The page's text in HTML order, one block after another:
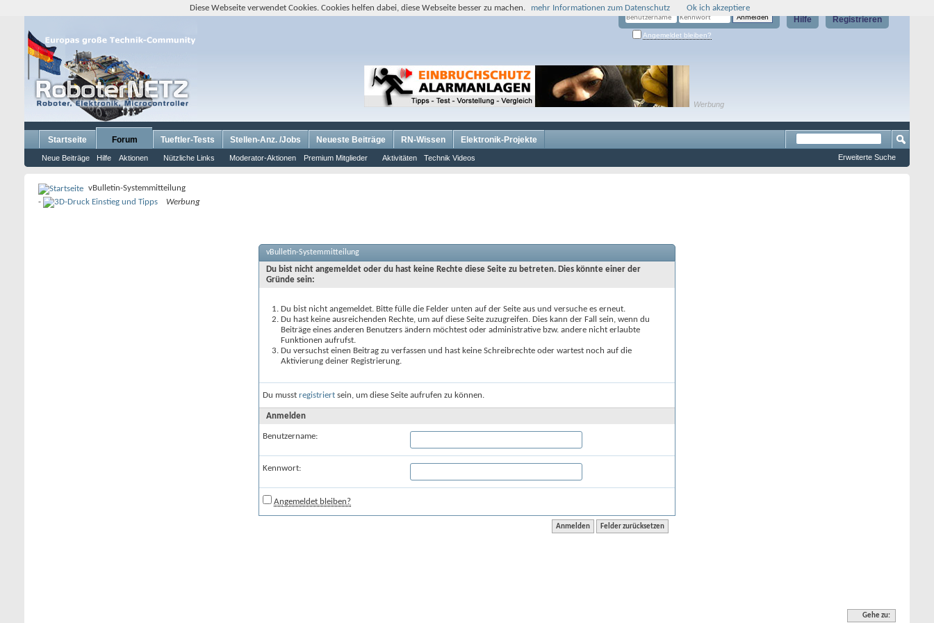
Registrieren
Hilfe
Angemeldet bleiben?
Werbung
Startseite Forum
Neue Beiträge Hilfe Aktionen Nützliche Links Moderator-Aktionen Premium Mitglieder Aktivitäten Technik Videos
Tueftler-Tests Stellen-Anz. /Jobs Neueste Beiträge RN-Wissen Elektronik-Projekte
Erweiterte Suche
vBulletin-Systemmitteilung
-
Werbung
vBulletin-Systemmitteilung
Du bist nicht angemeldet oder du hast keine Rechte diese Seite zu betreten. Dies könnte einer der
Gründe sein:
Du bist nicht angemeldet. Bitte fülle die Felder unten auf der Seite aus und versuche es erneut.
Du hast keine ausreichenden Rechte, um auf diese Seite zuzugreifen. Dies kann der Fall sein, wenn du
Beiträge eines anderen Benutzers ändern möchtest oder administrative bzw. andere nicht erlaubte
Funktionen aufrufst.
Du versuchst einen Beitrag zu verfassen und hast keine Schreibrechte oder wartest noch auf die
Aktivierung deiner Registrierung.
Du musst registriert sein, um diese Seite aufrufen zu können.
Anmelden
Benutzername:
Kennwort:
Angemeldet bleiben?
Gehe zu:
Diese Webseite verwendet Cookies. Cookies helfen dabei, diese Webseite besser zu machen. mehr Informationen zum Datenschutz Ok ich akzeptiere